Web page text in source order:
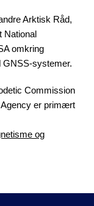
Arktisk Råd,
National
omkring
systemer.
Commission
Agency er primært
og